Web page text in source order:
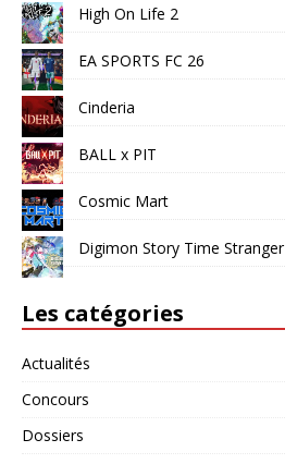
High On Life 2
EA SPORTS FC 26
Cinderia
BALL x PIT
Cosmic Mart
Digimon Story Time Stranger
Les catégories
Actualités
Concours
Dossiers